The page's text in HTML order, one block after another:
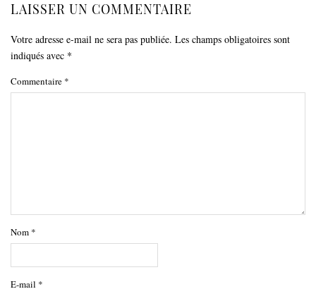
LAISSER UN COMMENTAIRE
Votre adresse e-mail ne sera pas publiée. Les champs obligatoires sont
indiqués avec *
Commentaire *
Nom *
E-mail *